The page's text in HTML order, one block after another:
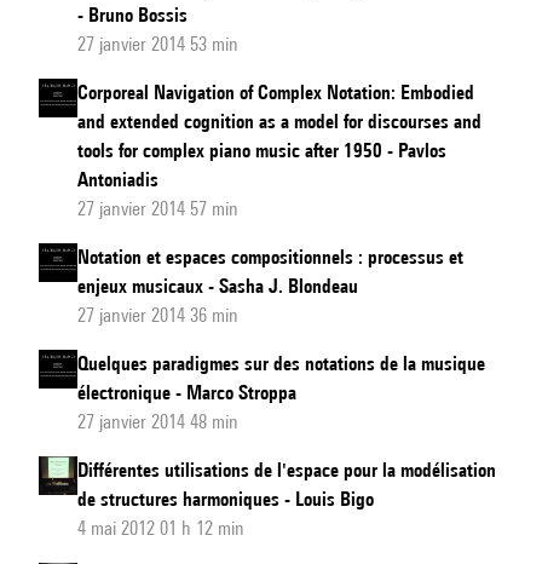
gravure
musicale
mobile
- Bruno Bossis
27 janvier 2014 53 min
Corporeal Navigation of Complex Notation: Embodied
and extended cognition as a model for discourses and
tools for complex piano music after 1950 - Pavlos
Antoniadis
27 janvier 2014 57 min
Notation et espaces compositionnels : processus et
enjeux musicaux - Sasha J. Blondeau
27 janvier 2014 36 min
Quelques paradigmes sur des notations de la musique
électronique - Marco Stroppa
27 janvier 2014 48 min
Différentes utilisations de l'espace pour la modélisation
de structures harmoniques - Louis Bigo
4 mai 2012 01 h 12 min